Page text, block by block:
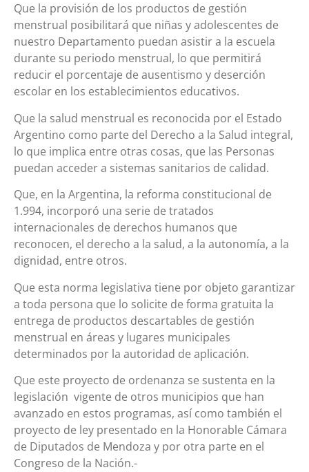
Que la provisión de los productos de gestión
menstrual posibilitará que niñas y adolescentes de
nuestro Departamento puedan asistir a la escuela
durante su periodo menstrual, lo que permitirá
reducir el porcentaje de ausentismo y deserción
escolar en los establecimientos educativos.
Que la salud menstrual es reconocida por el Estado
Argentino como parte del Derecho a la Salud integral,
lo que implica entre otras cosas, que las Personas
puedan acceder a sistemas sanitarios de calidad.
Que, en la Argentina, la reforma constitucional de
1.994, incorporó una serie de tratados
internacionales de derechos humanos que
reconocen, el derecho a la salud, a la autonomía, a la
dignidad, entre otros.
Que esta norma legislativa tiene por objeto garantizar
a toda persona que lo solicite de forma gratuita la
entrega de productos descartables de gestión
menstrual en áreas y lugares municipales
determinados por la autoridad de aplicación.
Que este proyecto de ordenanza se sustenta en la
legislación vigente de otros municipios que han
avanzado en estos programas, así como también el
proyecto de ley presentado en la Honorable Cámara
de Diputados de Mendoza y por otra parte en el
Congreso de la Nación.-